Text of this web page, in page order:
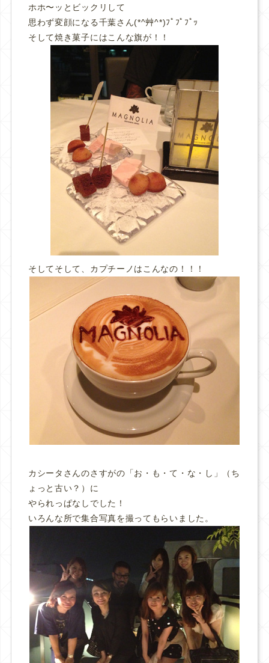
ホホ〜ッとビックリして
思わず変顔になる千葉さん(*^艸^*)ﾌﾟﾌﾟﾌﾟｯ
そして焼き菓子にはこんな旗が！！
そしてそして、カプチーノはこんなの！！！
カシータさんのさすがの「お・も・て・な・し」（ち
ょっと古い？）に
やられっぱなしでした！
いろんな所で集合写真を撮ってもらいました。